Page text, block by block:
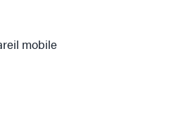
mobile